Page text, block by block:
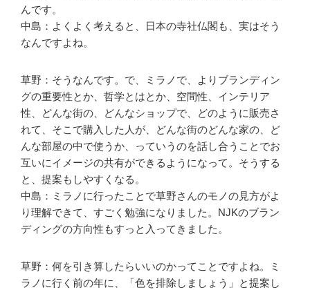
んです。
中島：よくよく考えると、日本の寺社仏閣も、実はそう
なんですよね。
草野：そうなんです。で、ミラノで、よりブランディン
グの重要性とか、哲学とはとか、空間性、インテリア
性、どんな街の、どんなショップで、どのように販売さ
れて、そこで購入した人が、どんな街のどんな家の、ど
んな部屋の中で使うか、っていうのを話し合うことでお
互いにイメージの共有ができるようになって。そうする
と、提案もしやすくなる。
中島：ミラノに行ったことで草野さんのモノの見方がよ
り理解できて、すごく勉強になりました。NJKのブラン
ディングの方向性もすっと入ってきました。
草野：何を引き算したらいいのかってことですよね。ミ
ラノに行く前の年に、「色を排除しましょう」と提案し